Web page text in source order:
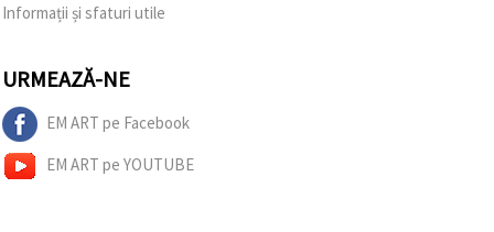
Informații și sfaturi utile
URMEAZĂ-NE
EM ART pe Facebook
EM ART pe YOUTUBE